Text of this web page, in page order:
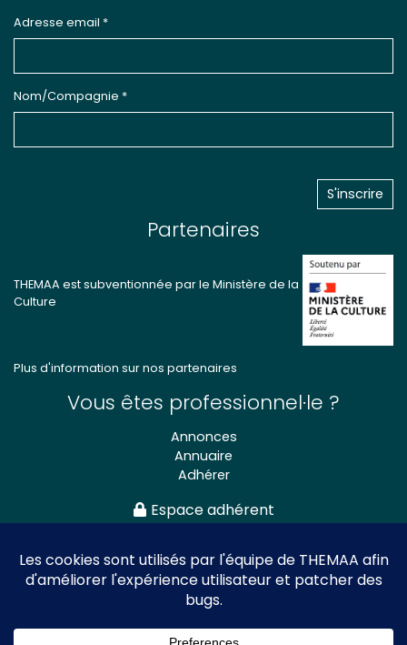
Adresse email *
Nom/Compagnie *
Partenaires
THEMAA est subventionnée par le Ministère de la
Culture
Plus d'information sur nos partenaires
Vous êtes professionnel·le ?
Annonces
Annuaire
Adhérer
Espace adhérent